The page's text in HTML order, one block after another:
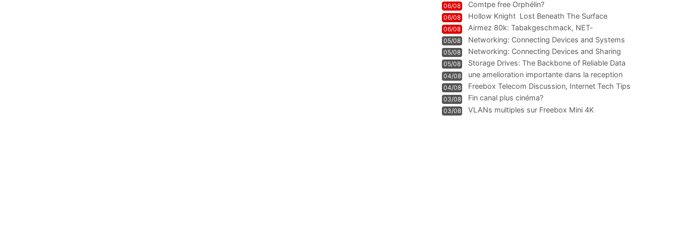
06/08 Comtpe free Orphélin?
06/08 Hollow Knight  Lost Beneath The Surface
06/08
Airmez 80k: Tabakgeschmack, NET-
Technologie und Leistung im
05/08 Networking: Connecting Devices and Systems
05/08
Networking: Connecting Devices and Sharing
Information
05/08
Storage Drives: The Backbone of Reliable Data
Management
04/08
une amelioration importante dans la reception
WIFI
04/08
Freebox Telecom Discussion, Internet Tech Tips
Communi
03/08 Fin canal plus cinéma?
03/08 VLANs multiples sur Freebox Mini 4K